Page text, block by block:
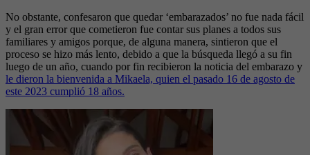
No obstante, confesaron que quedar ‘embarazados’ no fue nada fácil
y el gran error que cometieron fue contar sus planes a todos sus
familiares y amigos porque, de alguna manera, sintieron que el
proceso se hizo más lento, debido a que la búsqueda llegó a su fin
luego de un año, cuando por fin recibieron la noticia del embarazo y
le dieron la bienvenida a Mikaela, quien el pasado 16 de agosto de
este 2023 cumplió 18 años.